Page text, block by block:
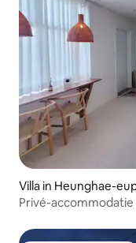
Villa in Heunghae-
Privé-